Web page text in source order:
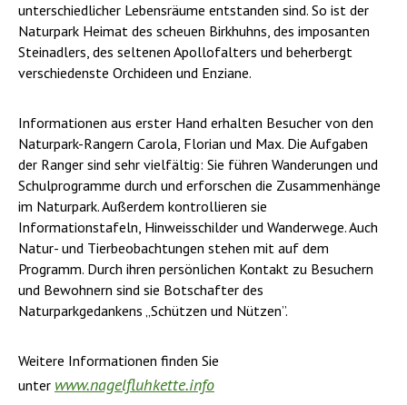
unterschiedlicher Lebensräume entstanden sind. So ist der
Naturpark Heimat des scheuen Birkhuhns, des imposanten
Steinadlers, des seltenen Apollofalters und beherbergt
verschiedenste Orchideen und Enziane.
Informationen aus erster Hand erhalten Besucher von den
Naturpark-Rangern Carola, Florian und Max. Die Aufgaben
der Ranger sind sehr vielfältig: Sie führen Wanderungen und
Schulprogramme durch und erforschen die Zusammenhänge
im Naturpark. Außerdem kontrollieren sie
Informationstafeln, Hinweisschilder und Wanderwege. Auch
Natur- und Tierbeobachtungen stehen mit auf dem
Programm. Durch ihren persönlichen Kontakt zu Besuchern
und Bewohnern sind sie Botschafter des
Naturparkgedankens „Schützen und Nützen”.
Weitere Informationen finden Sie
unter www.nagelfluhkette.info